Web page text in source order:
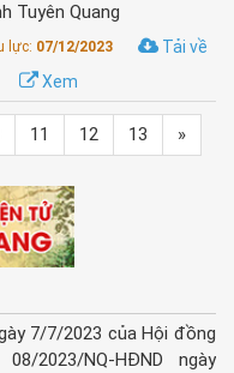
Tuyên Quang
lực: 07/12/2023
Tải về
Xem
11 12 13 »
7/7/2023 của Hội đồng
2023/NQ-HĐND ngày